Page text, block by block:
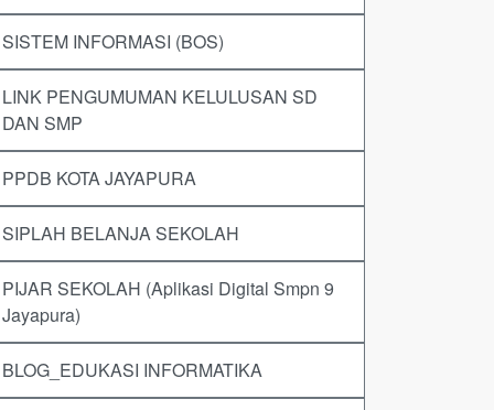
SISTEM INFORMASI (BOS)
LINK PENGUMUMAN KELULUSAN SD
DAN SMP
PPDB KOTA JAYAPURA
SIPLAH BELANJA SEKOLAH
PIJAR SEKOLAH (Aplikasi Digital Smpn 9
Jayapura)
BLOG_EDUKASI INFORMATIKA